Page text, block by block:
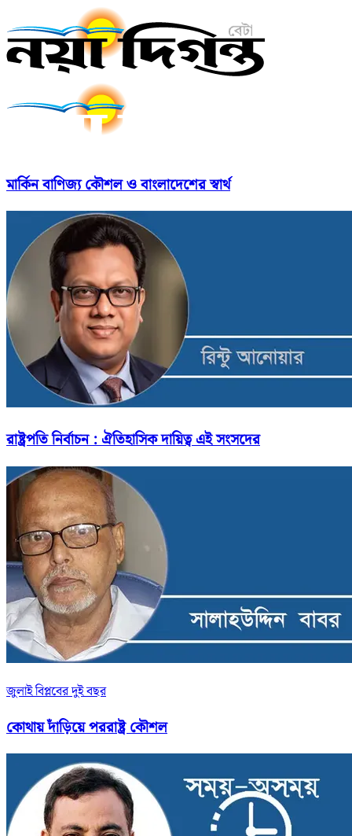
মার্কিন বাণিজ্য কৌশল ও বাংলাদেশের স্বার্থ
রাষ্ট্রপতি নির্বাচন : ঐতিহাসিক দায়িত্ব এই সংসদের
জুলাই বিপ্লবের দুই বছর
কোথায় দাঁড়িয়ে পররাষ্ট্র কৌশল